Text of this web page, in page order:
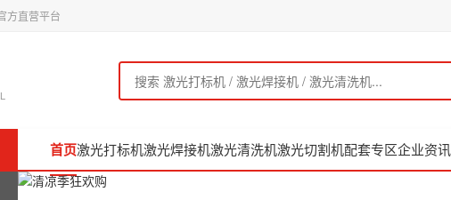
方直营平台
首页激光打标机激光焊接机激光清洗机激光切割机配套专区企业资讯